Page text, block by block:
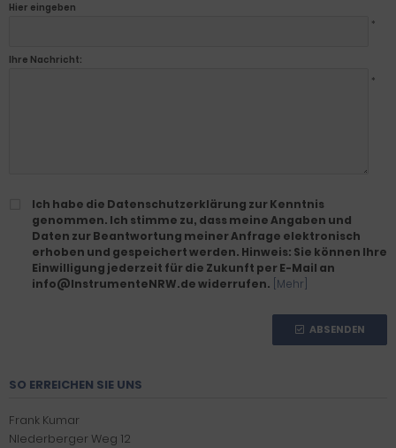
Hier eingeben
*
Ihre Nachricht:
*
Ich habe die Datenschutzerklärung zur Kenntnis
genommen. Ich stimme zu, dass meine Angaben und
Daten zur Beantwortung meiner Anfrage elektronisch
erhoben und gespeichert werden. Hinweis: Sie können Ihre
Einwilligung jederzeit für die Zukunft per E-Mail an
info@InstrumenteNRW.de widerrufen. [Mehr]
ABSENDEN
SO ERREICHEN SIE UNS
Frank Kumar
NIederberger Weg 12